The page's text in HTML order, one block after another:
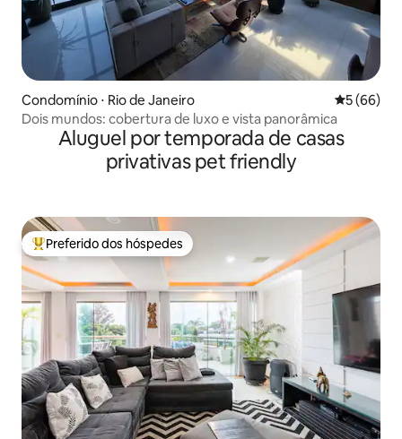
Condomínio ⋅ Rio de Janeiro 5 de uma
5 (66)
Dois mundos: cobertura de luxo e vista panorâmica
Aluguel por temporada de casas
privativas pet friendly
Entre os melhores preferidos dos hóspedes
Preferido dos hóspedes